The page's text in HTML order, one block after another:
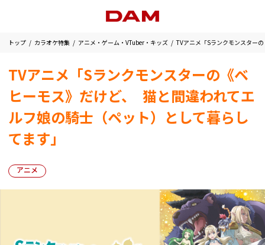
トップ カラオケ特集 アニメ・ゲーム・VTuber・キッズ TVアニメ「Sランクモンスター
TVアニメ「Sランクモンスターの《ベ
ヒーモス》だけど、 猫と間違われてエ
ルフ娘の騎士（ペット）として暮らし
てます」
アニメ